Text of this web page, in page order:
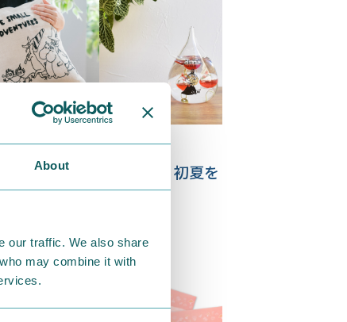
About
our traffic. We also share
may combine it with
SHOP ONLINE】初夏を
、インテリア特集♪